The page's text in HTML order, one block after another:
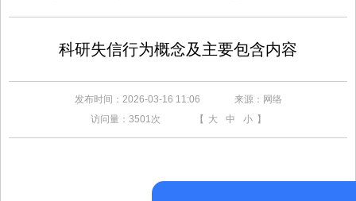
科研失信行为概念及主要包含内容
发布时间：2026-03-16 11:06
来源：网络
访问量： 3501次 【 大 中 小 】